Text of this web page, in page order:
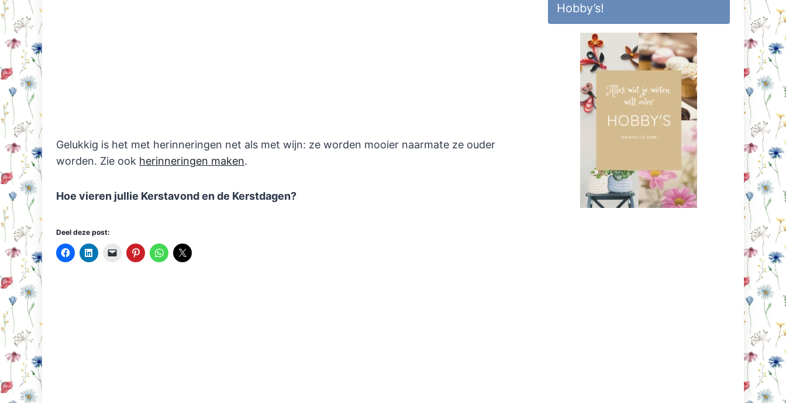
Gelukkig is het met herinneringen net als met wijn: ze worden mooier naarmate ze ouder
worden. Zie ook herinneringen maken.
Hoe vieren jullie Kerstavond en de Kerstdagen?
Deel deze post:
Hobby’s!